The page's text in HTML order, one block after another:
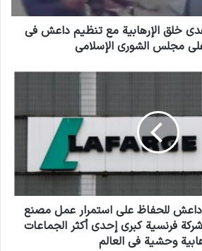
الإعلامي؛ وهو وجود أتاح
الميدانية وتسجيل الروايات
مهمًا في تشكيل هيكل ومحتوى
خلق الإرهابية مع تنظيم داعش في
مجلس الشورى الإسلامي
داعش للحفاظ على استمرار عمل مصنع
فرنسية كبرى إحدى أكثر الجماعات
وحشية في العالم